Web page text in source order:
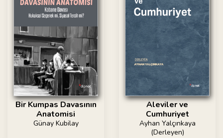
Bir Kumpas Davasının
Anatomisi
Günay Kubilay
Aleviler ve
Cumhuriyet
Ayhan Yalçınkaya
(Derleyen)